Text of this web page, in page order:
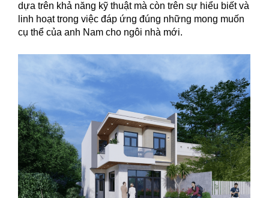
dựa trên khả năng kỹ thuật mà còn trên sự hiểu biết và
linh hoạt trong việc đáp ứng đúng những mong muốn
cụ thể của anh Nam cho ngôi nhà mới.